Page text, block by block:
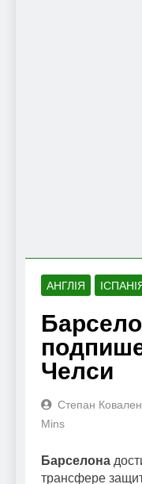
АНГЛІЯ
Челси
Степан
Mins
Барселона
трансфере